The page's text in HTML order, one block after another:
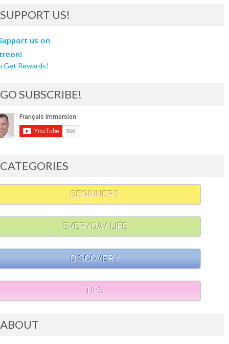
SUPPORT US!
Get Rewards!
GO SUBSCRIBE!
CATEGORIES
BEGINNERS
EVERYDAY LIFE
DISCOVERY
TIPS
ABOUT